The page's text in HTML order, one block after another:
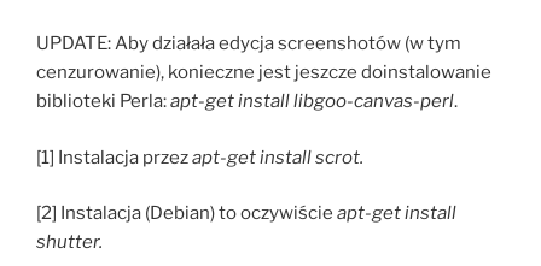
UPDATE: Aby działała edycja screenshotów (w tym
cenzurowanie), konieczne jest jeszcze doinstalowanie
biblioteki Perla:apt-get install libgoo-canvas-perl.
[1] Instalacja przezapt-get install scrot.
[2] Instalacja (Debian) to oczywiście apt-get install
shutter.